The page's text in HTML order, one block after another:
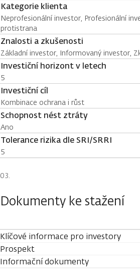
Kategorie klienta
Neprofesionální investor, Profesionální
protistrana
Znalosti a zkušenosti
Základní investor, Informovaný investor,
Investiční horizont v letech
5
Investiční cíl
Kombinace ochrana i růst
Schopnost nést ztráty
Ano
Tolerance rizika dle SRI/SRRI
5
Dokumenty ke stažení
Klíčové informace pro investory
Prospekt
Informační dokumenty